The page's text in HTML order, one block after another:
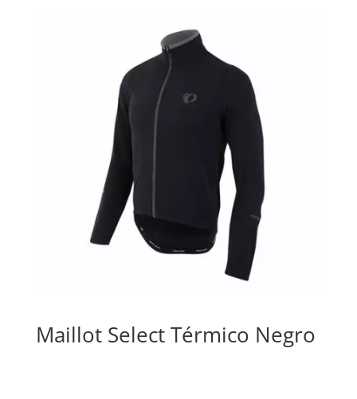
Maillot Select Térmico Negro